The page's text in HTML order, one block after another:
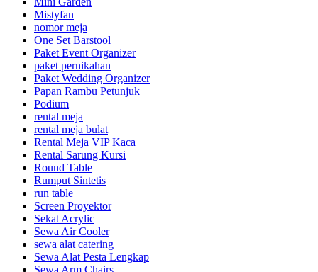
Mistyfan
nomor meja
One Set Barstool
Paket Event Organizer
paket pernikahan
Paket Wedding Organizer
Papan Rambu Petunjuk
Podium
rental meja
rental meja bulat
Rental Meja VIP Kaca
Rental Sarung Kursi
Round Table
Rumput Sintetis
run table
Screen Proyektor
Sekat Acrylic
Sewa Air Cooler
sewa alat catering
Sewa Alat Pesta Lengkap